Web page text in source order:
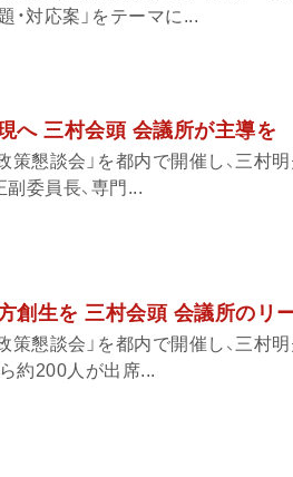
対応案」をテーマに...
へ 三村会頭 会議所が主導を
策懇談会」を都内で開催し、三村
副委員長、専門...
創生を 三村会頭 会議所のリ
策懇談会」を都内で開催し、三村
約200人が出席...